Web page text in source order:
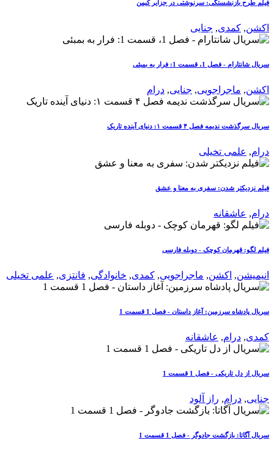
فیلم طرح بازنشستگی: سرنوشتی در جزایر کیمن
اکشن, کمدی, جنایی
سریال شانتارام - فصل 1، قسمت 1: فرار به بمبئی
اکشن, ماجراجویی, جنایی, درام
سریال سرگذشت ندیمه فصل ۴ قسمت ۱: دنیای آینده تاریک
درام, علمی تخیلی
فیلم نزدیکتر شدن: سفری به معنا و عشق
درام, عاشقانه
فیلم لگو: قهرمان کوچک - دوبله فارسی
انیمیشن, اکشن, ماجراجویی, کمدی, خانوادگی, فانتزی, علمی تخیلی
سریال پادشاه سرزمین: آغاز داستان - فصل 1 قسمت 1
کمدی, درام, عاشقانه
سریال از دل تاریکی - فصل 1 قسمت 1
جنایی, درام, راز آلود
سریال آگاتا: بازگشت جادوگر - فصل 1 قسمت 1